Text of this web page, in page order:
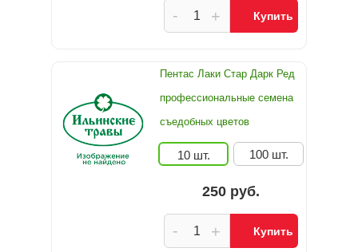
+
- Купить
Пентас Лаки Стар Дарк Ред
профессиональные семена
съедобных цветов
10 шт. 100 шт.
250 руб.
+
- Купить